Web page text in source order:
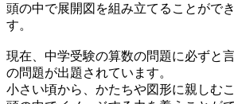
頭の中で展開図を組み立てることがで
す。
現在、中学受験の算数の問題に必ずと
の問題が出題されています。
小さい頃から、かたちや図形に親しむ